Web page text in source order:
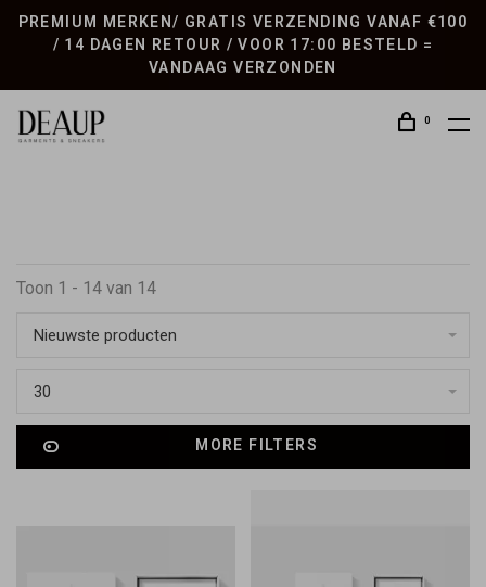
PREMIUM MERKEN/ GRATIS VERZENDING VANAF €100
/ 14 DAGEN RETOUR / VOOR 17:00 BESTELD =
VANDAAG VERZONDEN
0
Toon 1 - 14 van 14
Nieuwste producten
30
MORE FILTERS